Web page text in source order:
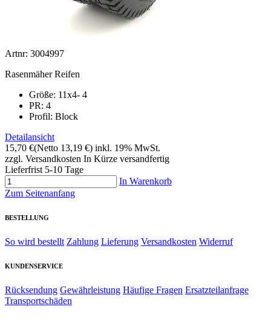
Artnr: 3004997
Rasenmäher Reifen
Größe: 11x4- 4
PR: 4
Profil: Block
Detailansicht
15,70 €(Netto 13,19 €) inkl. 19% MwSt.
zzgl. Versandkosten In Kürze versandfertig
Lieferfrist 5-10 Tage
In Warenkorb
Zum Seitenanfang
BESTELLUNG
So wird bestellt Zahlung Lieferung Versandkosten Widerruf
KUNDENSERVICE
Rücksendung Gewährleistung Häufige Fragen Ersatzteilanfrage
Transportschäden